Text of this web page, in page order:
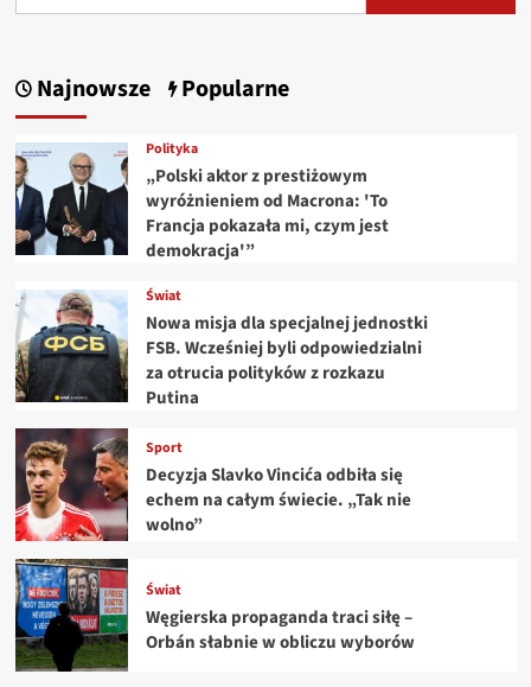
Najnowsze Popularne
Polityka
„Polski aktor z prestiżowym
wyróżnieniem od Macrona: 'To
Francja pokazała mi, czym jest
demokracja'”
Świat
Nowa misja dla specjalnej jednostki
FSB. Wcześniej byli odpowiedzialni
za otrucia polityków z rozkazu
Putina
Sport
Decyzja Slavko Vincića odbiła się
echem na całym świecie. „Tak nie
wolno”
Świat
Węgierska propaganda traci siłę –
Orbán słabnie w obliczu wyborów